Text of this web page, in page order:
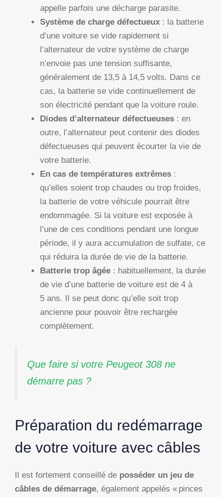
appelle parfois une décharge parasite.
Système de charge défectueux : la batterie
d’une voiture se vide rapidement si
l’alternateur de votre système de charge
n’envoie pas une tension suffisante,
généralement de 13,5 à 14,5 volts. Dans ce
cas, la batterie se vide continuellement de
son électricité pendant que la voiture roule.
Diodes d’alternateur défectueuses : en
outre, l’alternateur peut contenir des diodes
défectueuses qui peuvent écourter la vie de
votre batterie.
En cas de températures extrêmes :
qu’elles soient trop chaudes ou trop froides,
la batterie de votre véhicule pourrait être
endommagée. Si la voiture est exposée à
l’une de ces conditions pendant une longue
période, il y aura accumulation de sulfate, ce
qui réduira la durée de vie de la batterie.
Batterie trop âgée : habituellement, la durée
de vie d’une batterie de voiture est de 4 à
5 ans. Il se peut donc qu’elle soit trop
ancienne pour pouvoir être rechargée
complètement.
Que faire si votre Peugeot 308 ne
démarre pas ?
Préparation du redémarrage
de votre voiture avec câbles
Il est fortement conseillé de posséder un jeu de
câbles de démarrage, également appelés « pinces